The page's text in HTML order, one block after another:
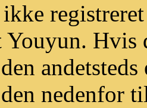
Youyun. Hvis
nedenfor